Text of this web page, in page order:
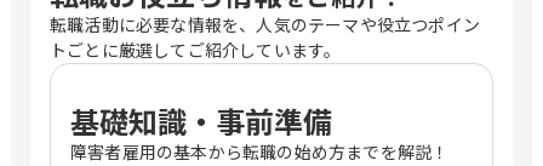
転職活動に必要な情報を、人気のテーマや役立つポイン
トごとに厳選してご紹介しています。
基礎知識・事前準備
障害者雇用の基本から転職の始め方までを解説！